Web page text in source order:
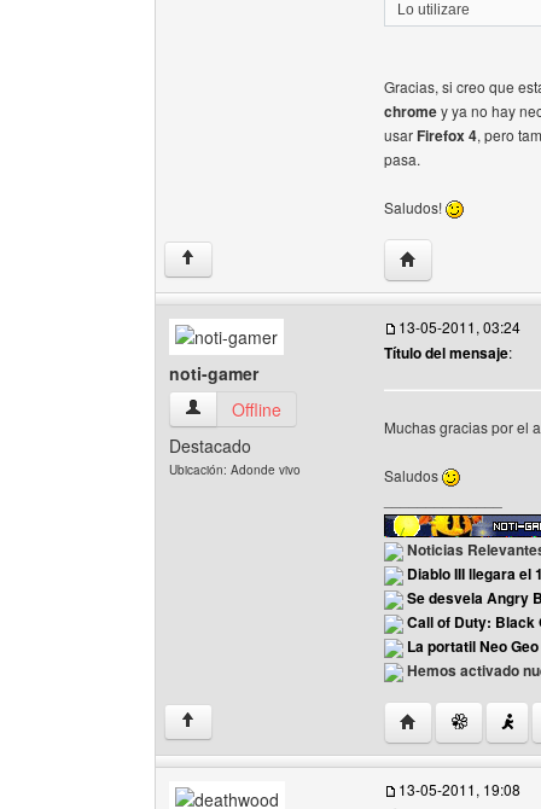
Lo utilizare
Gracias, si creo que
chromey ya no hay
usarFirefox 4, pero
pasa.
Saludos!
↑ Visitar sitio web
noti-gamer
noti-gamer Ver perfil del usuario
Offline
Destacado
Ubicación: Adonde vivo
13-05-2011, 03:24
Título del mensaje:
Muchas gracias por el
Saludos
Noticias
Diablo III llegara el
Se desvela Angry
Call of Duty: Black
La portatil Neo
Hemos activado
↑ Visitar sitio web
13-05-2011, 19:08